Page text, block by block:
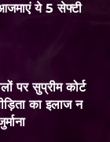
ये 5 सेफ्टी
पर सुप्रीम कोर्ट
का इलाज न